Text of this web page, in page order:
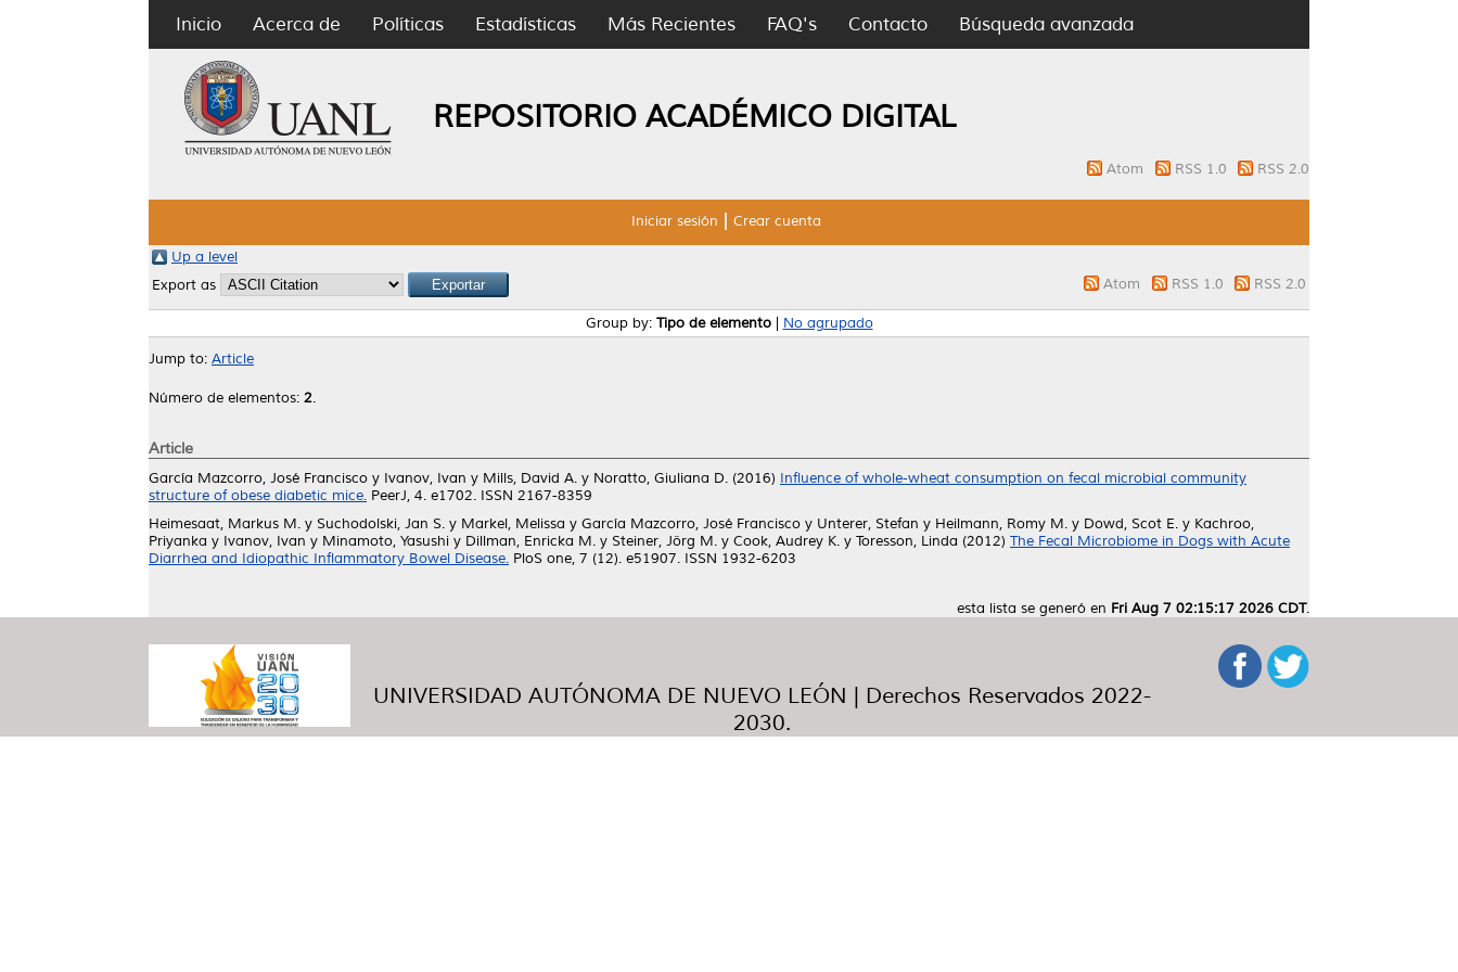
Inicio Acerca de Políticas Estadísticas Más Recientes FAQ's Contacto Búsqueda avanzada
REPOSITORIO ACADÉMICO DIGITAL
Atom RSS 1.0 RSS 2.0
Iniciar sesión Crear cuenta
Up a level
Export as
Atom RSS 1.0 RSS 2.0
Group by: Tipo de elemento| No agrupado
Jump to: Article
Número de elementos: 2.
Article
García Mazcorro, José Francisco y Ivanov, Ivan y Mills, David A. y Noratto, Giuliana D. (2016) Influence of whole-wheat consumption on fecal microbial community
structure of obese diabetic mice. PeerJ, 4. e1702. ISSN 2167-8359
Heimesaat, Markus M. y Suchodolski, Jan S. y Markel, Melissa y García Mazcorro, José Francisco y Unterer, Stefan y Heilmann, Romy M. y Dowd, Scot E. y Kachroo,
Priyanka y Ivanov, Ivan y Minamoto, Yasushi y Dillman, Enricka M. y Steiner, Jörg M. y Cook, Audrey K. y Toresson, Linda (2012) The Fecal Microbiome in Dogs with Acute
Diarrhea and Idiopathic Inflammatory Bowel Disease. PloS one, 7 (12). e51907. ISSN 1932-6203
esta lista se generó en Fri Aug 7 02:15:17 2026 CDT.
UNIVERSIDAD AUTÓNOMA DE NUEVO LEÓN | Derechos Reservados 2022-
2030.